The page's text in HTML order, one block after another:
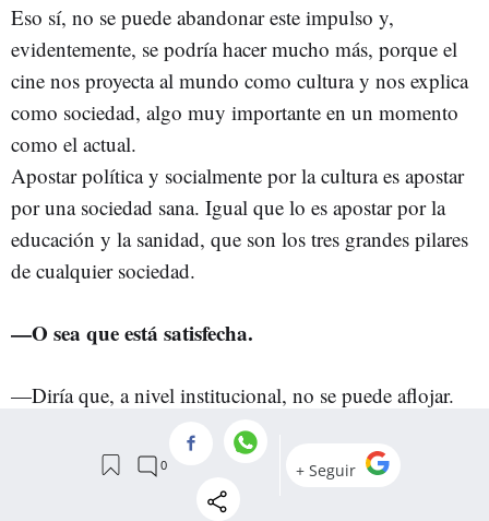
Eso sí, no se puede abandonar este impulso y,
evidentemente, se podría hacer mucho más, porque el
cine nos proyecta al mundo como cultura y nos explica
como sociedad, algo muy importante en un momento
como el actual.
Apostar política y socialmente por la cultura es apostar
por una sociedad sana. Igual que lo es apostar por la
educación y la sanidad, que son los tres grandes pilares
de cualquier sociedad.
—O sea que está satisfecha.
—Diría que, a nivel institucional, no se puede aflojar.
Se están llevando a cabo buenas prácticas, aunque
siempre se puede hacer más.